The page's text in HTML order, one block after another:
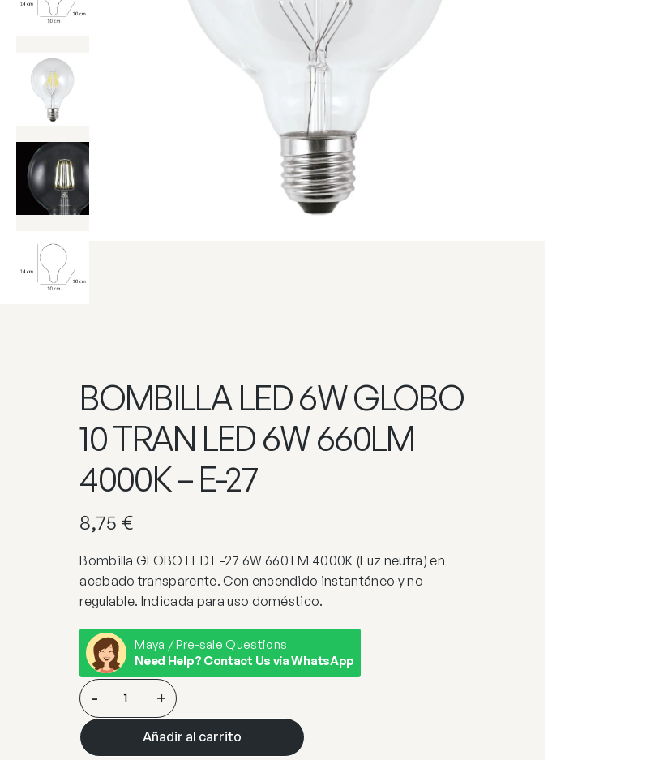
BOMBILLA LED 6W GLOBO
10 TRAN LED 6W 660LM
4000K – E-27
8,75 €
Bombilla GLOBO LED E-27 6W 660 LM 4000K (Luz neutra) en
acabado transparente. Con encendido instantáneo y no
regulable. Indicada para uso doméstico.
Maya / Pre-sale Questions
Need Help? Contact Us via WhatsApp
BOMBILLA
LED
6W
GLOBO
- +
Añadir al carrito